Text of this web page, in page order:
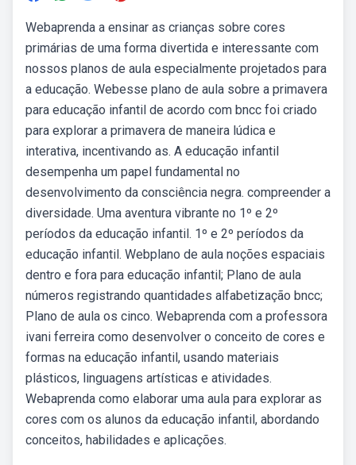
Webaprenda a ensinar as crianças sobre cores
primárias de uma forma divertida e interessante com
nossos planos de aula especialmente projetados para
a educação. Webesse plano de aula sobre a primavera
para educação infantil de acordo com bncc foi criado
para explorar a primavera de maneira lúdica e
interativa, incentivando as. A educação infantil
desempenha um papel fundamental no
desenvolvimento da consciência negra. compreender a
diversidade. Uma aventura vibrante no 1º e 2º
períodos da educação infantil. 1º e 2º períodos da
educação infantil. Webplano de aula noções espaciais
dentro e fora para educação infantil; Plano de aula
números registrando quantidades alfabetização bncc;
Plano de aula os cinco. Webaprenda com a professora
ivani ferreira como desenvolver o conceito de cores e
formas na educação infantil, usando materiais
plásticos, linguagens artísticas e atividades.
Webaprenda como elaborar uma aula para explorar as
cores com os alunos da educação infantil, abordando
conceitos, habilidades e aplicações.